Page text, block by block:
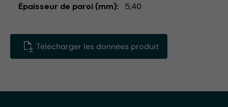
Épaisseur de paroi (mm) 5,40
Télécharger les données produit